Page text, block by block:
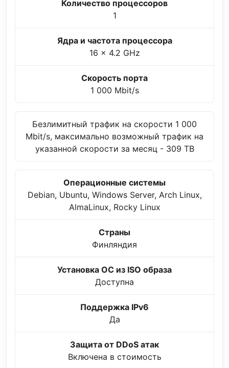
Количество процессоров
1
Ядра и частота процессора
16 x 4.2 GHz
Скорость порта
1 000 Mbit/s
Безлимитный трафик на скорости 1 000
Mbit/s, максимально возможный трафик на
указанной скорости за месяц - 309 TB
Операционные системы
Debian, Ubuntu, Windows Server, Arch Linux,
AlmaLinux, Rocky Linux
Страны
Финляндия
Установка ОС из ISO образа
Доступна
Поддержка IPv6
Да
Защита от DDoS атак
Включена в стоимость